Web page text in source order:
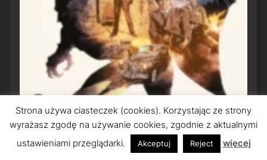
Bat-Man: Pierwszy Rycerz
Strona używa ciasteczek (cookies). Korzystając ze strony
wyrażasz zgodę na używanie cookies, zgodnie z aktualnymi
ustawieniami przeglądarki.
Akceptuj Reject więcej